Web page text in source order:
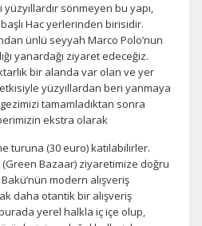
belirleyin.
bilgilendirmemizi çerez kullanım
ZAMAN AKTIF
sönmeyen bu yapı,
Hac yerlerinden birisidir.
ünlü seyyah Marco Polo’nun
yanardağı ziyaret edeceğiz.
bir alanda var olan ve yer
yüzyıllardan beri yanmaya
tamamladıktan sonra
ekstra olarak
turuna (30 euro) katılabilirler.
(Green Bazaar) ziyaretimize doğru
modern alışveriş
daha otantik bir alışveriş
yerel halkla iç içe olup,